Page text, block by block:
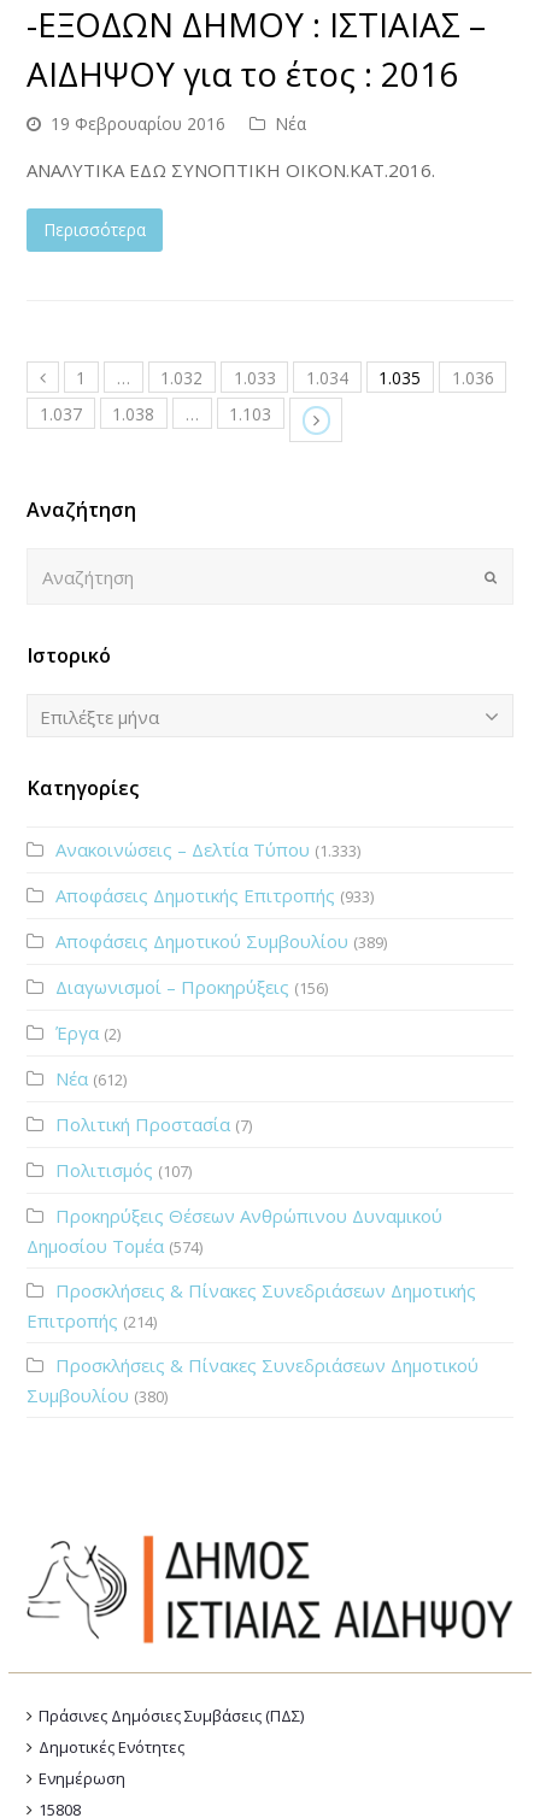
-ΕΞΟΔΩΝ ΔΗΜΟΥ : ΙΣΤΙΑΙΑΣ –
ΑΙΔΗΨΟΥ για το έτος : 2016
19 Φεβρουαρίου 2016 Νέα
ΑΝΑΛΥΤΙΚΑ ΕΔΩ ΣΥΝΟΠΤΙΚΗ ΟΙΚΟΝ.ΚΑΤ.2016.
Περισσότερα
1 … 1.032 1.033 1.034 1.035
1.036
1.037
1.038 … 1.103
Αναζήτηση
Submit
Ιστορικό
Ιστορικό
Επιλέξτε μήνα
Κατηγορίες
Ανακοινώσεις – Δελτία Τύπου (1.333)
Αποφάσεις Δημοτικής Επιτροπής (933)
Αποφάσεις Δημοτικού Συμβουλίου (389)
Διαγωνισμοί – Προκηρύξεις (156)
Έργα (2)
Νέα (612)
Πολιτική Προστασία (7)
Πολιτισμός (107)
Προκηρύξεις Θέσεων Ανθρώπινου Δυναμικού
Δημοσίου Τομέα (574)
Προσκλήσεις & Πίνακες Συνεδριάσεων Δημοτικής
Επιτροπής (214)
Προσκλήσεις & Πίνακες Συνεδριάσεων Δημοτικού
Συμβουλίου (380)
Πράσινες Δημόσιες Συμβάσεις (ΠΔΣ)
Δημοτικές Ενότητες
Ενημέρωση
15808